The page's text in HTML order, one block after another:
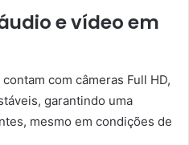
e vídeo em
com câmeras Full HD,
garantindo uma
mesmo em condições de